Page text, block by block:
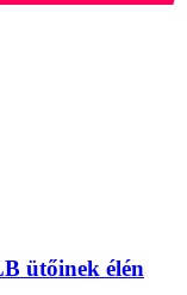
ütőinek élén